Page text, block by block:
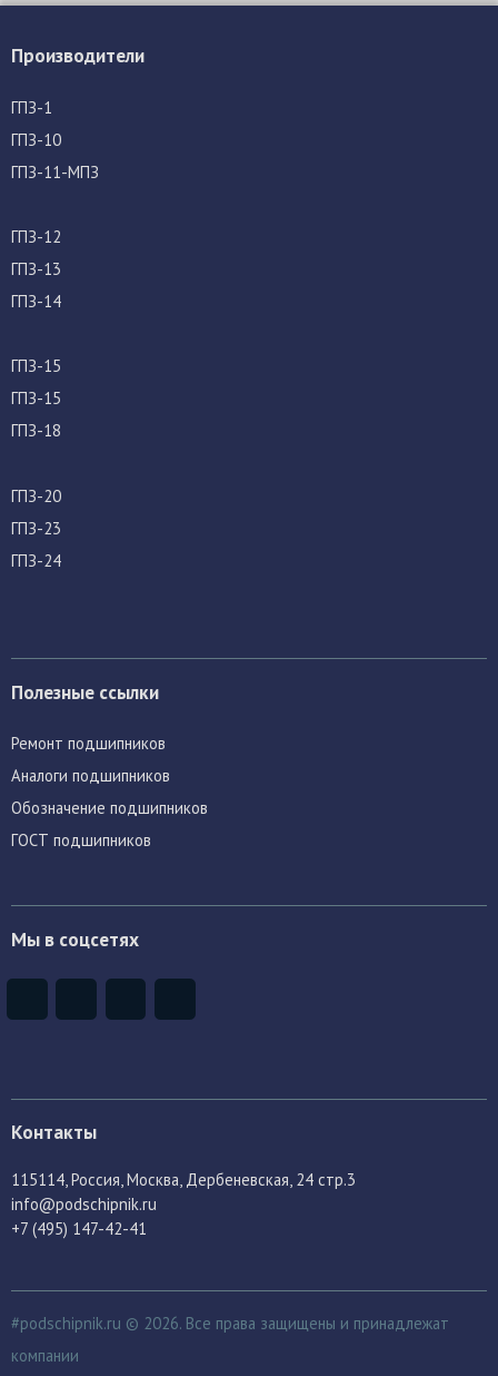
Производители
ГПЗ-1
ГПЗ-10
ГПЗ-11-МПЗ
ГПЗ-12
ГПЗ-13
ГПЗ-14
ГПЗ-15
ГПЗ-15
ГПЗ-18
ГПЗ-20
ГПЗ-23
ГПЗ-24
Полезные ссылки
Ремонт подшипников
Аналоги подшипников
Обозначение подшипников
ГОСТ подшипников
Мы в соцсетях
Контакты
115114 , Россия, Москва, Дербеневская, 24 стр.3
info@podschipnik.ru
+7 (495) 147-42-41
#podschipnik.ru © 2026. Все права защищены и принадлежат
компании